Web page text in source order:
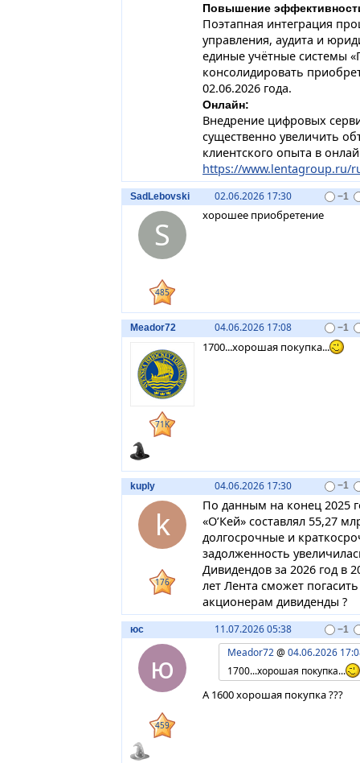
Повышение
Поэтапная интеграция
управления, аудита и
единые учётные системы
консолидировать
02.06.2026 года.
Онлайн:
Внедрение цифровых
существенно увеличить
клиентского опыта в
https://www.lentagroup.ru/
SadLebovski 02.06.2026 17:30 −1
S
485
хорошее приобретение
Meador72 04.06.2026 17:08 −1
71K
1700...хорошая покупка...
kuply 04.06.2026 17:30 −1
k
176
По данным на конец 2025
«О’Кей» составлял 55,27
долгосрочные и
задолженность
Дивидендов за 2026 год в
лет Лента сможет
акционерам дивиденды ?
юс 11.07.2026 05:38 −1
ю
459
Meador72@ 04.06.2026
1700...хорошая покупка...
А 1600 хорошая покупка ???